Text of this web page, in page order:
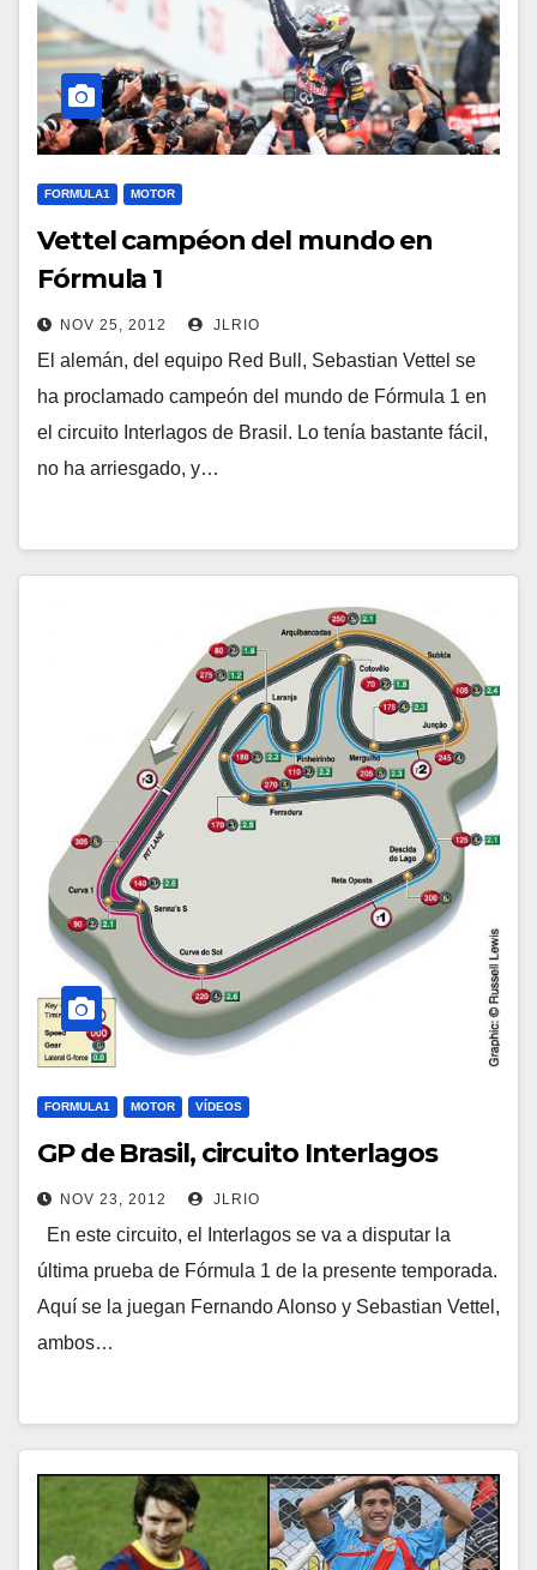
FORMULA1 MOTOR
Vettel campéon del mundo en
Fórmula 1
NOV 25, 2012 JLRIO
El alemán, del equipo Red Bull, Sebastian Vettel se
ha proclamado campeón del mundo de Fórmula 1 en
el circuito Interlagos de Brasil. Lo tenía bastante fácil,
no ha arriesgado, y…
FORMULA1 MOTOR VÍDEOS
GP de Brasil, circuito Interlagos
NOV 23, 2012 JLRIO
En este circuito, el Interlagos se va a disputar la
última prueba de Fórmula 1 de la presente temporada.
Aquí se la juegan Fernando Alonso y Sebastian Vettel,
ambos…